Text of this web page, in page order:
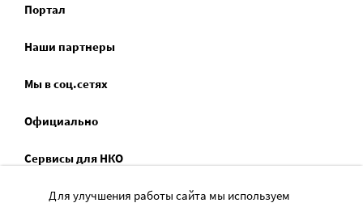
Портал
Наши партнеры
Мы в соц.сетях
Официально
Сервисы для НКО
Спецпроекты
Для улучшения работы сайта мы используем